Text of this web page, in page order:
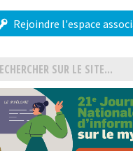
Rejoindre l'espace